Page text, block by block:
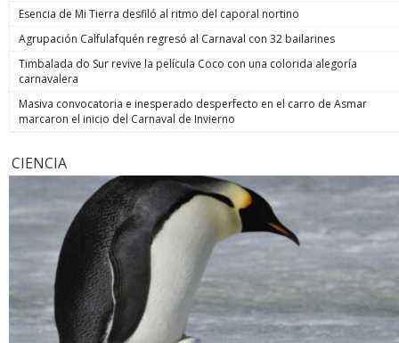
Esencia de Mi Tierra desfiló al ritmo del caporal nortino
Agrupación Calfulafquén regresó al Carnaval con 32 bailarines
Timbalada do Sur revive la película Coco con una colorida alegoría
carnavalera
Masiva convocatoria e inesperado desperfecto en el carro de Asmar
marcaron el inicio del Carnaval de Invierno
CIENCIA